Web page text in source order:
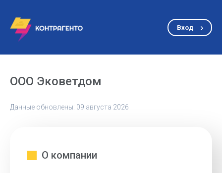
Вход
ООО Эковетдом
Данные обновлены: 09 августа 2026
О компании